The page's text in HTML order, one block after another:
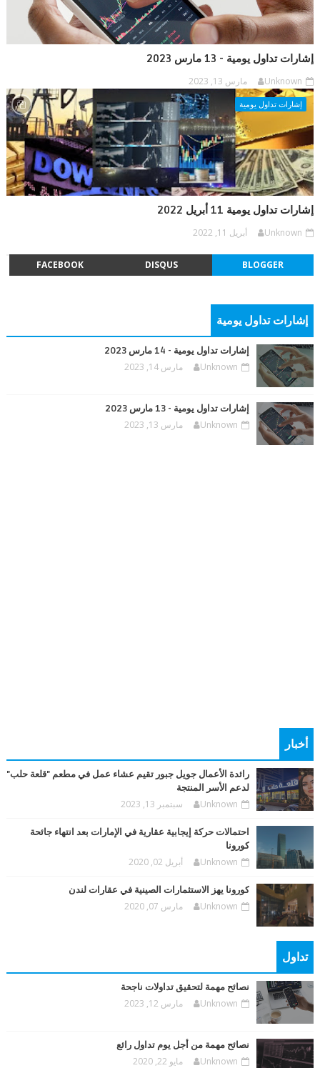
إشارات تداول يومية - 13 مارس 2023
Unknown مارس 13, 2023
إشارات تداول يومية
إشارات تداول يومية 11 أبريل 2022
Unknown أبريل 11, 2022
BLOGGER
DISQUS
FACEBOOK
إشارات تداول يومية
إشارات تداول يومية - 14 مارس 2023
Unknown مارس 14, 2023
إشارات تداول يومية - 13 مارس 2023
Unknown مارس 13, 2023
أخبار
رائدة الأعمال جويل جبور تقيم عشاء عمل في مطعم "قلعة حلب"
لدعم الأسر المنتجة
Unknown سبتمبر 13, 2023
احتمالات حركة إيجابية عقارية في الإمارات بعد انتهاء جائحة
كورونا
Unknown أبريل 02, 2020
كورونا يهز الاستثمارات الصينية في عقارات لندن
Unknown مارس 07, 2020
تداول
نصائح مهمة لتحقيق تداولات ناجحة
Unknown مارس 12, 2023
نصائح مهمة من أجل يوم تداول رائع
Unknown مايو 22, 2020